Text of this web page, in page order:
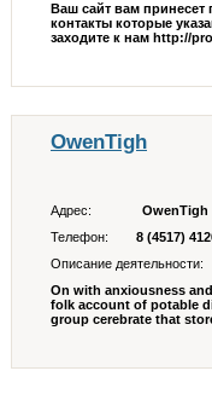
Ваш сайт вам принесет
контакты которые
заходите к нам http://
OwenTigh
Адрес:
OwenTigh
Телефон:
8 (4517)
Описание деятельности:
On with anxiousness
folk account of potable
group cerebrate that